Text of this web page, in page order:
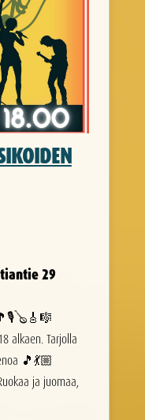
29
🎵🎙️🪕🎸🎼
alkaen. Tarjolla
🎵💃🏼
ja juomaa,